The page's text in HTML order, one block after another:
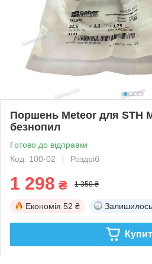
Поршень Meteor для STH
безнопил
Готово до відправки
Код: 100-02
Роздріб
1 298 ₴ 1 350 ₴
Економія 52 ₴ Залишилось